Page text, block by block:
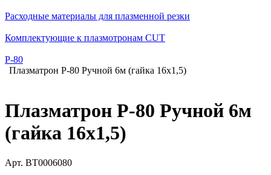
Расходные материалы для плазменной резки
Комплектующие к плазмотронам CUT
Р-80
Плазматрон P-80 Ручной 6м (гайка 16х1,5)
Плазматрон P-80 Ручной 6м
(гайка 16х1,5)
Арт. BT0006080